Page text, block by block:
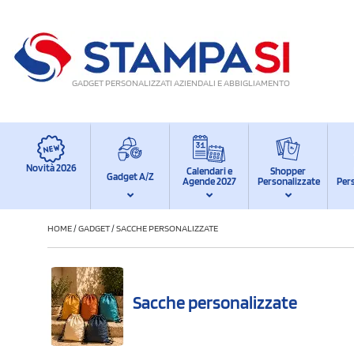
GADGET PERSONALIZZATI AZIENDALI E ABBIGLIAMENTO
Novità 2026
Gadget A/Z
Calendari e
Agende 2027
Shopper
Personalizzate
HOME/GADGET/SACCHE PERSONALIZZATE
Sacche personalizzate